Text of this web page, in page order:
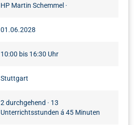
HP Martin Schemmel ·
01.06.2028
10:00 bis 16:30 Uhr
Stuttgart
2 durchgehend · 13
Unterrichtsstunden á 45 Minuten